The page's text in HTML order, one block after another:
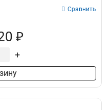
Сравнить
₽
+